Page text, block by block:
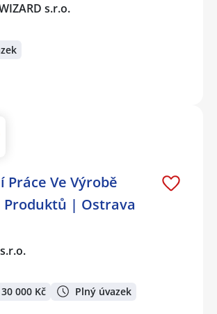
s.r.o.
Práce Ve Výrobě
Produktů | Ostrava
000 Kč Plný úvazek